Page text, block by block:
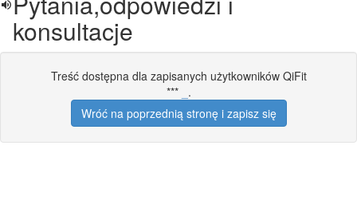
konsultacje
Treść dostępna dla zapisanych użytkowników QiFit
***
.
Wróć na poprzednią stronę i zapisz się